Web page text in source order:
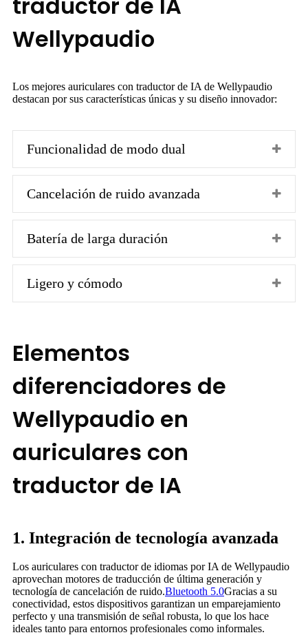
Wellypaudio
Los mejores auriculares con traductor de IA de Wellypaudio
destacan por sus características únicas y su diseño innovador:
Funcionalidad de modo dual
Cancelación de ruido avanzada
Batería de larga duración
Ligero y cómodo
Elementos
diferenciadores de
Wellypaudio en
auriculares con
traductor de IA
1. Integración de tecnología avanzada
Los auriculares con traductor de idiomas por IA de Wellypaudio
aprovechan motores de traducción de última generación y
tecnología de cancelación de ruido.Bluetooth 5.0Gracias a su
conectividad, estos dispositivos garantizan un emparejamiento
perfecto y una transmisión de señal robusta, lo que los hace
ideales tanto para entornos profesionales como informales.